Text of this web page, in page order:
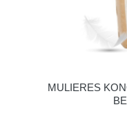
MULIERES